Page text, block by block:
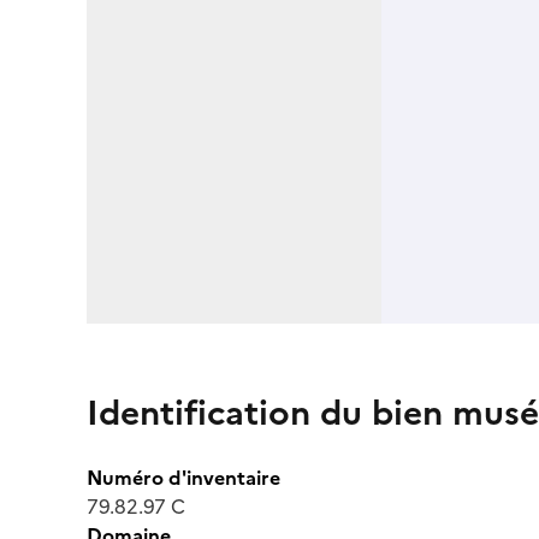
Identification du bien
Numéro d'inventaire
79.82.97 C